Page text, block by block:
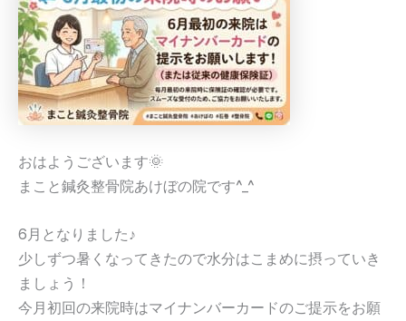
おはようございます🌞
まこと鍼灸整骨院あけぼの院です^_^
6月となりました♪
少しずつ暑くなってきたので水分はこまめに摂っていき
ましょう！
今月初回の来院時はマイナンバーカードのご提示をお願